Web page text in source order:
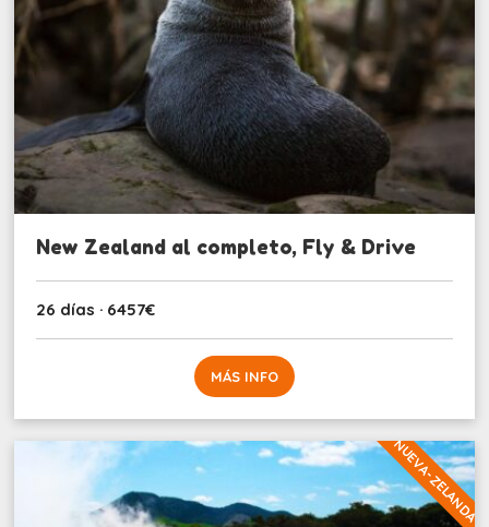
New Zealand al completo, Fly & Drive
26 días · 6457€
MÁS INFO
NUEVA-ZELANDA